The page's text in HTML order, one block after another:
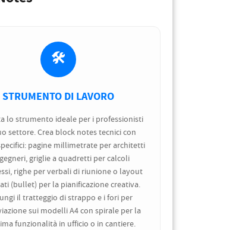
🛠️
STRUMENTO DI LAVORO
lo strumento ideale per i professionisti
settore. Crea block notes tecnici con
pagine millimetrate per architetti
griglie a quadretti per calcoli
righe per verbali di riunione o layout
(bullet) per la pianificazione creativa.
il tratteggio di strappo e i fori per
sui modelli A4 con spirale per la
funzionalità in ufficio o in cantiere.